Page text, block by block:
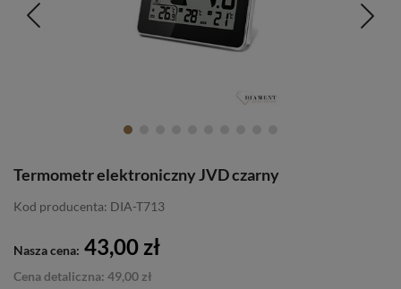
Termometr elektroniczny JVD czarny
Kod producenta: DIA-T713
Nasza cena: 43,00 zł
Cena detaliczna: 49,00 zł